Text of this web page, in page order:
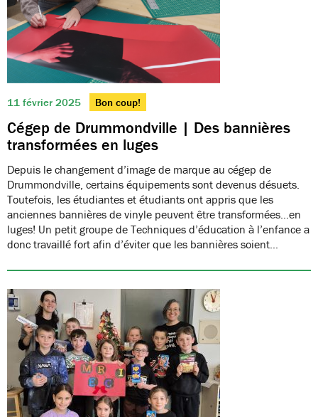
11 février 2025 Bon coup!
Cégep de Drummondville | Des bannières
transformées en luges
Depuis le changement d’image de marque au cégep de
Drummondville, certains équipements sont devenus désuets.
Toutefois, les étudiantes et étudiants ont appris que les
anciennes bannières de vinyle peuvent être transformées…en
luges! Un petit groupe de Techniques d’éducation à l’enfance a
donc travaillé fort afin d’éviter que les bannières soient…